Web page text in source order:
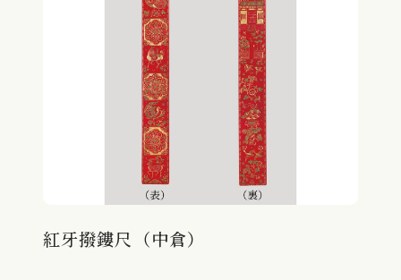
紅牙撥鏤尺（中倉）